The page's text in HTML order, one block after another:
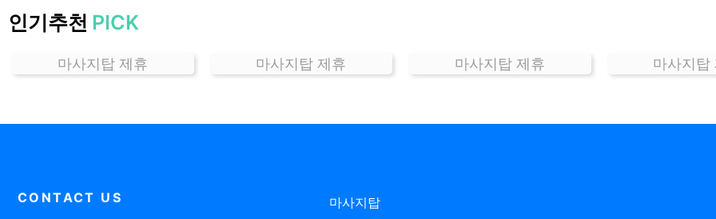
천인기추천 PICK
마사지탑 제휴 마사지탑 제휴 마사지탑 제휴 마사지탑
CONTACT US 마사지탑